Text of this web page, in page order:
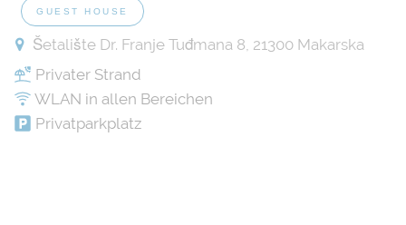
GUEST HOUSE
Šetalište Dr. Franje Tuđmana 8, 21300 Makarska
Privater Strand
WLAN in allen Bereichen
Privatparkplatz